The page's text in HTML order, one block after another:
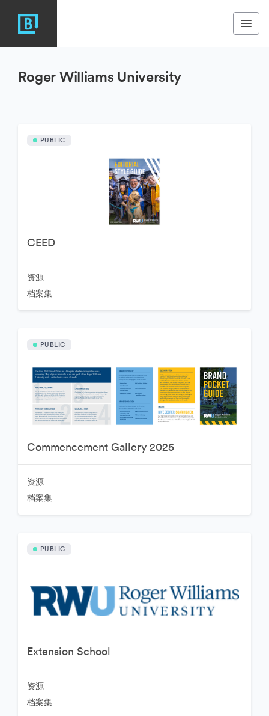
Roger Williams University
PUBLIC
CEED
资源
档案集
PUBLIC
Commencement Gallery 2025
资源
档案集
PUBLIC
Extension School
资源
档案集